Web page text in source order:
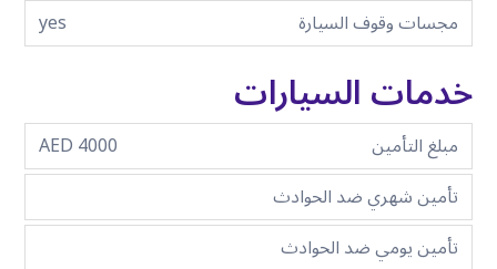
مجسات وقوف السيارة
yes
خدمات السيارات
مبلغ التأمين
4000 AED
تأمين شهري ضد الحوادث
تأمين يومي ضد الحوادث